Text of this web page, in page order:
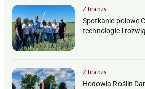
Z branży
Spotkanie polowe
technologie i
Z branży
Hodowla Roślin